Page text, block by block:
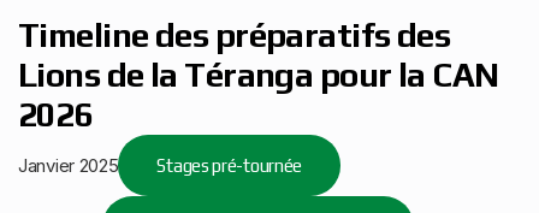
Timeline des préparatifs des
Lions de la Téranga pour la CAN
2026
Janvier 2025 Stages pré-tournée